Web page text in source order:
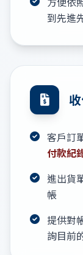
到先進
客戶訂
付款紀
進出貨
帳
提供對
詢目前